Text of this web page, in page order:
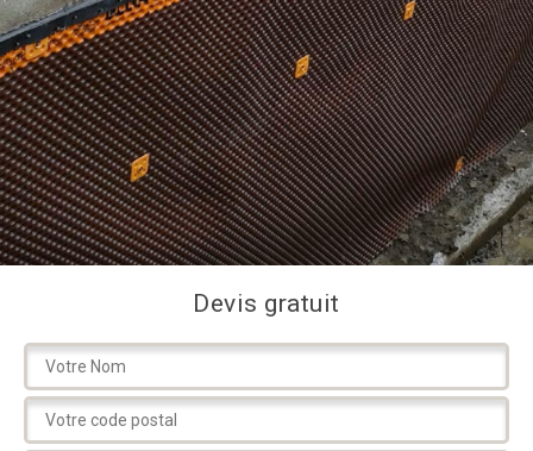
Devis gratuit